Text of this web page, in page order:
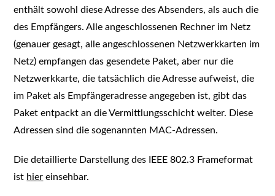
enthält sowohl diese Adresse des Absenders, als auch die
des Empfängers. Alle angeschlossenen Rechner im Netz
(genauer gesagt, alle angeschlossenen Netzwerkkarten im
Netz) empfangen das gesendete Paket, aber nur die
Netzwerkkarte, die tatsächlich die Adresse aufweist, die
im Paket als Empfängeradresse angegeben ist, gibt das
Paket entpackt an die Vermittlungsschicht weiter. Diese
Adressen sind die sogenannten MAC-Adressen.
Die detaillierte Darstellung des IEEE 802.3 Frameformat
ist hier einsehbar.